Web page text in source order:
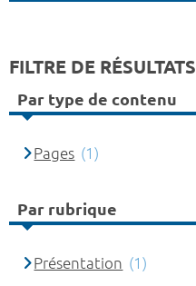
FILTRE DE RÉSULTATS
Par type de contenu
Pages (1)
Par rubrique
Présentation (1)